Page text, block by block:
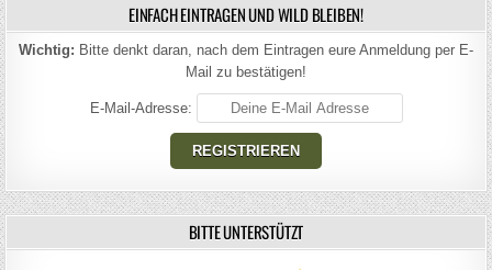
EINFACH EINTRAGEN UND WILD BLEIBEN!
Wichtig: Bitte denkt daran, nach dem Eintragen eure Anmeldung per E-
Mail zu bestätigen!
E-Mail-Adresse:
BITTE UNTERSTÜTZT